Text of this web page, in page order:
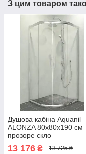
З цим товаром
Душова кабіна Aquanil
ALONZA 80х80х190 см
прозоре скло
13 176 ₴ 13 725 ₴